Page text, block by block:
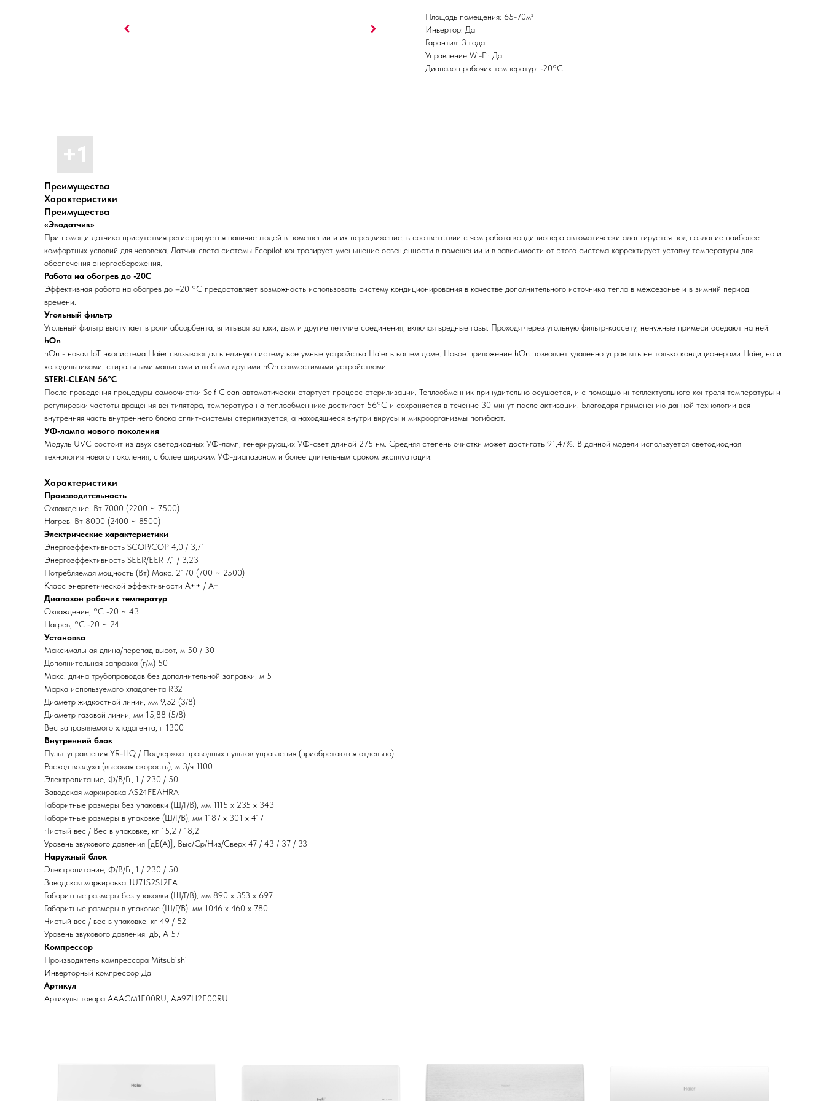
Площадь помещения: 65-70м²
Инвертор: Да
Гарантия: 3 года
Управление Wi-Fi: Да
Диапазон рабочих температур: -20°С
Преимущества
Характеристики
Преимущества
«Экодатчик»
При помощи датчика присутствия регистрируется наличие людей в помещении и их передвижение, в соответствии с чем работа кондиционера автоматически адаптируется под создание наиболее
комфортных условий для человека. Датчик света системы Ecopilot контролирует уменьшение освещенности в помещении и в зависимости от этого система корректирует уставку температуры для
обеспечения энергосбережения.
Работа на обогрев до -20С
Эффективная работа на обогрев до –20 °С предоставляет возможность использовать систему кондиционирования в качестве дополнительного источника тепла в межсезонье и в зимний период
времени.
Угольный фильтр
Угольный фильтр выступает в роли абсорбента, впитывая запахи, дым и другие летучие соединения, включая вредные газы. Проходя через угольную фильтр-кассету, ненужные примеси оседают на ней.
hOn
hOn - новая IoT экосистема Haier связывающая в единую систему все умные устройства Haier в вашем доме. Новое приложение hOn позволяет удаленно управлять не только кондиционерами Haier, но и
холодильниками, стиральными машинами и любыми другими hOn совместимыми устройствами.
STERI-CLEAN 56°C
После проведения процедуры самоочистки Self Clean автоматически стартует процесс стерилизации. Теплообменник принудительно осушается, и с помощью интеллектуального контроля температуры и
регулировки частоты вращения вентилятора, температура на теплообменнике достигает 56°С и сохраняется в течение 30 минут после активации. Благодаря применению данной технологии вся
внутренняя часть внутреннего блока сплит-системы стерилизуется, а находящиеся внутри вирусы и микроорганизмы погибают.
УФ-лампа нового поколения
Модуль UVC состоит из двух светодиодных УФ-ламп, генерирующих УФ-свет длиной 275 нм. Средняя степень очистки может достигать 91,47%. В данной модели используется светодиодная
технология нового поколения, с более широким УФ-диапазоном и более длительным сроком эксплуатации.
Характеристики
Производительность
Охлаждение, Вт 7000 (2200 ~ 7500)
Нагрев, Вт 8000 (2400 ~ 8500)
Электрические характеристики
Энергоэффективность SCOP/COP 4,0 / 3,71
Энергоэффективность SEER/EER 7,1 / 3,23
Потребляемая мощность (Вт) Макс. 2170 (700 ~ 2500)
Класс энергетической эффективности А++ / А+
Диапазон рабочих температур
Охлаждение, °С -20 ~ 43
Нагрев, °С -20 ~ 24
Установка
Максимальная длина/перепад высот, м 50 / 30
Дополнительная заправка (г/м) 50
Макс. длина трубопроводов без дополнительной заправки, м 5
Марка используемого хладагента R32
Диаметр жидкостной линии, мм 9,52 (3/8)
Диаметр газовой линии, мм 15,88 (5/8)
Вес заправляемого хладагента, г 1300
Внутренний блок
Пульт управления YR-HQ / Поддержка проводных пультов управления (приобретаются отдельно)
Расход воздуха (высокая скорость), м 3/ч 1100
Электропитание, Ф/В/Гц 1 / 230 / 50
Заводская маркировка AS24FEAHRA
Габаритные размеры без упаковки (Ш/Г/В), мм 1115 х 235 х 343
Габаритные размеры в упаковке (Ш/Г/В), мм 1187 x 301 x 417
Чистый вес / Вес в упаковке, кг 15,2 / 18,2
Уровень звукового давления [дБ(А)], Выс/Ср/Низ/Сверх 47 / 43 / 37 / 33
Наружный блок
Электропитание, Ф/В/Гц 1 / 230 / 50
Заводская маркировка 1U71S2SJ2FA
Габаритные размеры без упаковки (Ш/Г/В), мм 890 х 353 х 697
Габаритные размеры в упаковке (Ш/Г/В), мм 1046 х 460 х 780
Чистый вес / вес в упаковке, кг 49 / 52
Уровень звукового давления, дБ, А 57
Компрессор
Производитель компрессора Mitsubishi
Инверторный компрессор Да
Артикул
Артикулы товара AAACM1E00RU, AA9ZH2E00RU